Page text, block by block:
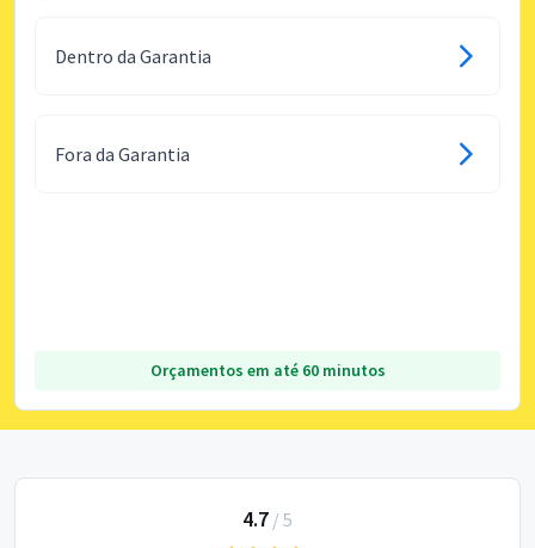
Dentro da Garantia
Fora da Garantia
Orçamentos em até 60 minutos
4.7 / 5